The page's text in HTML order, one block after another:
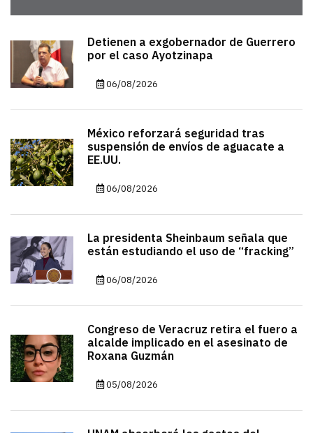
Detienen a exgobernador de Guerrero
por el caso Ayotzinapa
06/08/2026
México reforzará seguridad tras
suspensión de envíos de aguacate a
EE.UU.
06/08/2026
La presidenta Sheinbaum señala que
están estudiando el uso de “fracking”
06/08/2026
Congreso de Veracruz retira el fuero a
alcalde implicado en el asesinato de
Roxana Guzmán
05/08/2026